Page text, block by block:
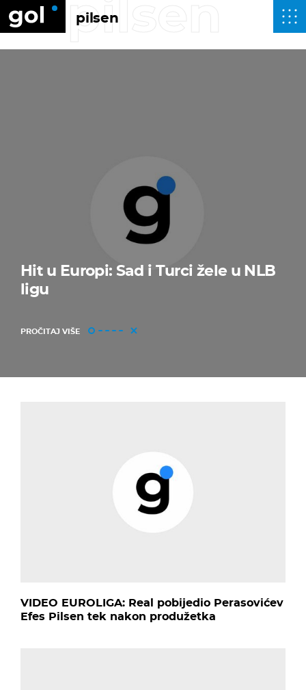
pilsen
pilsen
Hit u Europi: Sad i Turci žele u NLB
ligu
PROČITAJ VIŠE
VIDEO EUROLIGA: Real pobijedio Perasovićev
Efes Pilsen tek nakon produžetka